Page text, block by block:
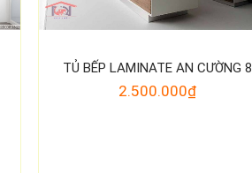
TỦ BẾP LAMINATE AN CƯỜNG 8
2.500.000₫